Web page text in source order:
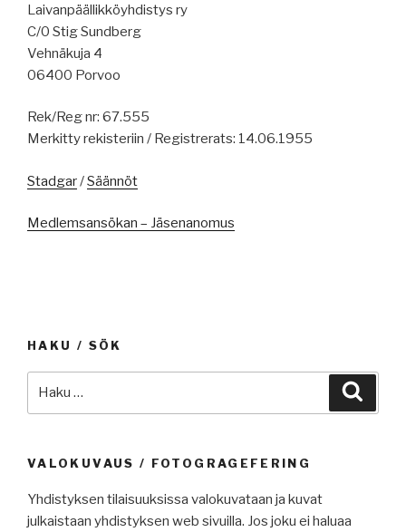
Laivanpäällikköyhdistys ry
C/0 Stig Sundberg
Vehnäkuja 4
06400 Porvoo
Rek/Reg nr: 67.555
Merkitty rekisteriin / Registrerats: 14.06.1955
Stadgar/Säännöt
Medlemsansökan – Jäsenanomus
HAKU / SÖK
VALOKUVAUS / FOTOGRAGEFERING
Yhdistyksen tilaisuuksissa valokuvataan ja kuvat
julkaistaan yhdistyksen web sivuilla. Jos joku ei haluaa